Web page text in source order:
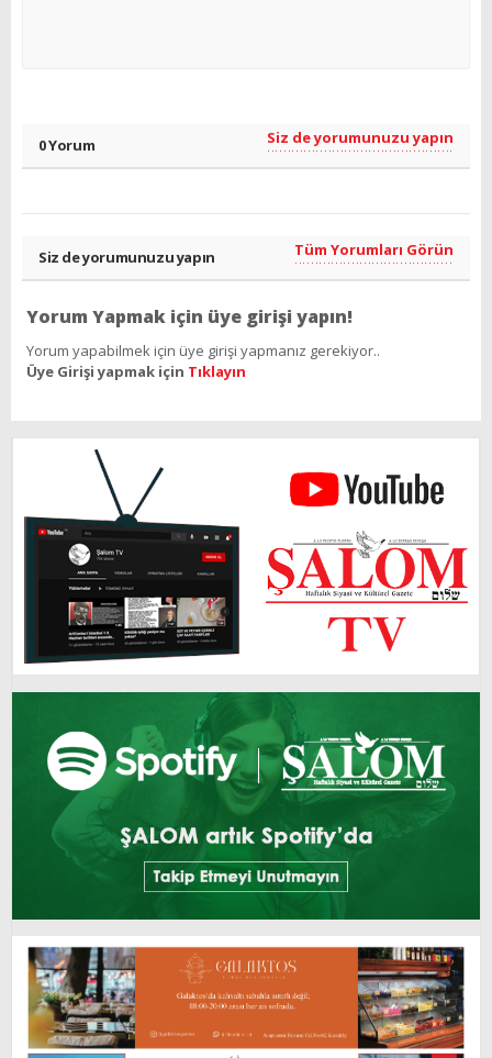
0 Yorum Siz de yorumunuzu yapın
Siz de yorumunuzu yapın Tüm Yorumları Görün
Yorum Yapmak için üye girişi yapın!
Yorum yapabilmek için üye girişi yapmanız gerekiyor..
Üye Girişi yapmak için Tıklayın